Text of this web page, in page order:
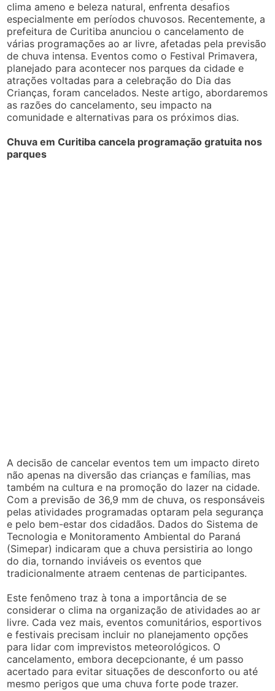
clima ameno e beleza natural, enfrenta desafios
especialmente em períodos chuvosos. Recentemente, a
prefeitura de Curitiba anunciou o cancelamento de
várias programações ao ar livre, afetadas pela previsão
de chuva intensa. Eventos como o Festival Primavera,
planejado para acontecer nos parques da cidade e
atrações voltadas para a celebração do Dia das
Crianças, foram cancelados. Neste artigo, abordaremos
as razões do cancelamento, seu impacto na
comunidade e alternativas para os próximos dias.
Chuva em Curitiba cancela programação gratuita nos
parques
A decisão de cancelar eventos tem um impacto direto
não apenas na diversão das crianças e famílias, mas
também na cultura e na promoção do lazer na cidade.
Com a previsão de 36,9 mm de chuva, os responsáveis
pelas atividades programadas optaram pela segurança
e pelo bem-estar dos cidadãos. Dados do Sistema de
Tecnologia e Monitoramento Ambiental do Paraná
(Simepar) indicaram que a chuva persistiria ao longo
do dia, tornando inviáveis os eventos que
tradicionalmente atraem centenas de participantes.
Este fenômeno traz à tona a importância de se
considerar o clima na organização de atividades ao ar
livre. Cada vez mais, eventos comunitários, esportivos
e festivais precisam incluir no planejamento opções
para lidar com imprevistos meteorológicos. O
cancelamento, embora decepcionante, é um passo
acertado para evitar situações de desconforto ou até
mesmo perigos que uma chuva forte pode trazer.